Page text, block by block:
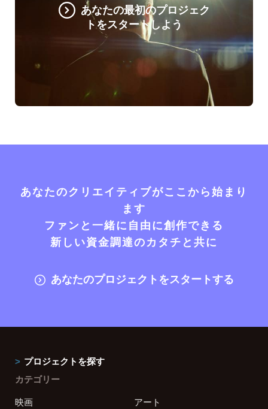
あなたの最初のプロジェク
トをスタートしよう
あなたのクリエイティブがここから始まり
ます
ファンと一緒に自由に創作できる
新しい資金調達のカタチと共に
あなたのプロジェクトをスタートする
プロジェクトを探す
カテゴリー
映画
アート